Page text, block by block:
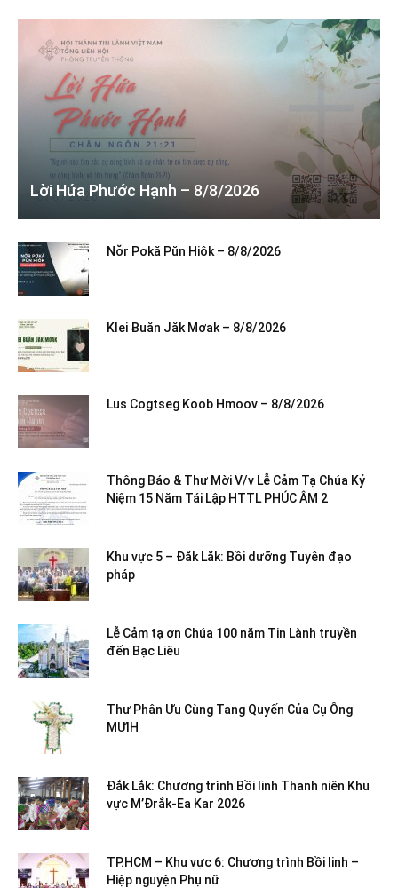
Lời Hứa Phước Hạnh – 8/8/2026
Nơ̆r Pơkă Pŭn Hiôk – 8/8/2026
Klei Ƀuăn Jăk Mơak – 8/8/2026
Lus Cogtseg Koob Hmoov – 8/8/2026
Thông Báo & Thư Mời V/v Lễ Cảm Tạ Chúa Kỷ
Niệm 15 Năm Tái Lập HTTL PHÚC ÂM 2
Khu vực 5 – Đắk Lắk: Bồi dưỡng Tuyên đạo
pháp
Lễ Cảm tạ ơn Chúa 100 năm Tin Lành truyền
đến Bạc Liêu
Thư Phân Ưu Cùng Tang Quyến Của Cụ Ông
MƯIH
Đắk Lắk: Chương trình Bồi linh Thanh niên Khu
vực M’Đrắk-Ea Kar 2026
TP.HCM – Khu vực 6: Chương trình Bồi linh –
Hiệp nguyện Phụ nữ